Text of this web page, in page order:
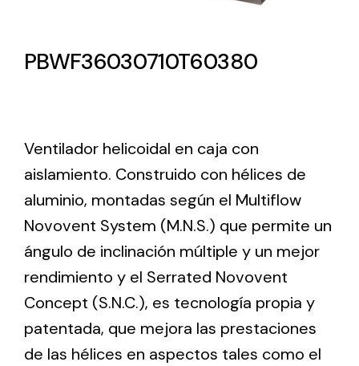
The incorporation of Novovent into the group
meant a greater offer of ventilation products for
Iluminación Solar
Variedad de soluciones solares para todo tipo
PBWF36030710T60380
Ventilador helicoidal en caja con
aislamiento. Construido con hélices de
aluminio, montadas según el Multiflow
Novovent System (M.N.S.) que permite un
ángulo de inclinación múltiple y un mejor
rendimiento y el Serrated Novovent
Concept (S.N.C.), es tecnología propia y
patentada, que mejora las prestaciones
de las hélices en aspectos tales como el